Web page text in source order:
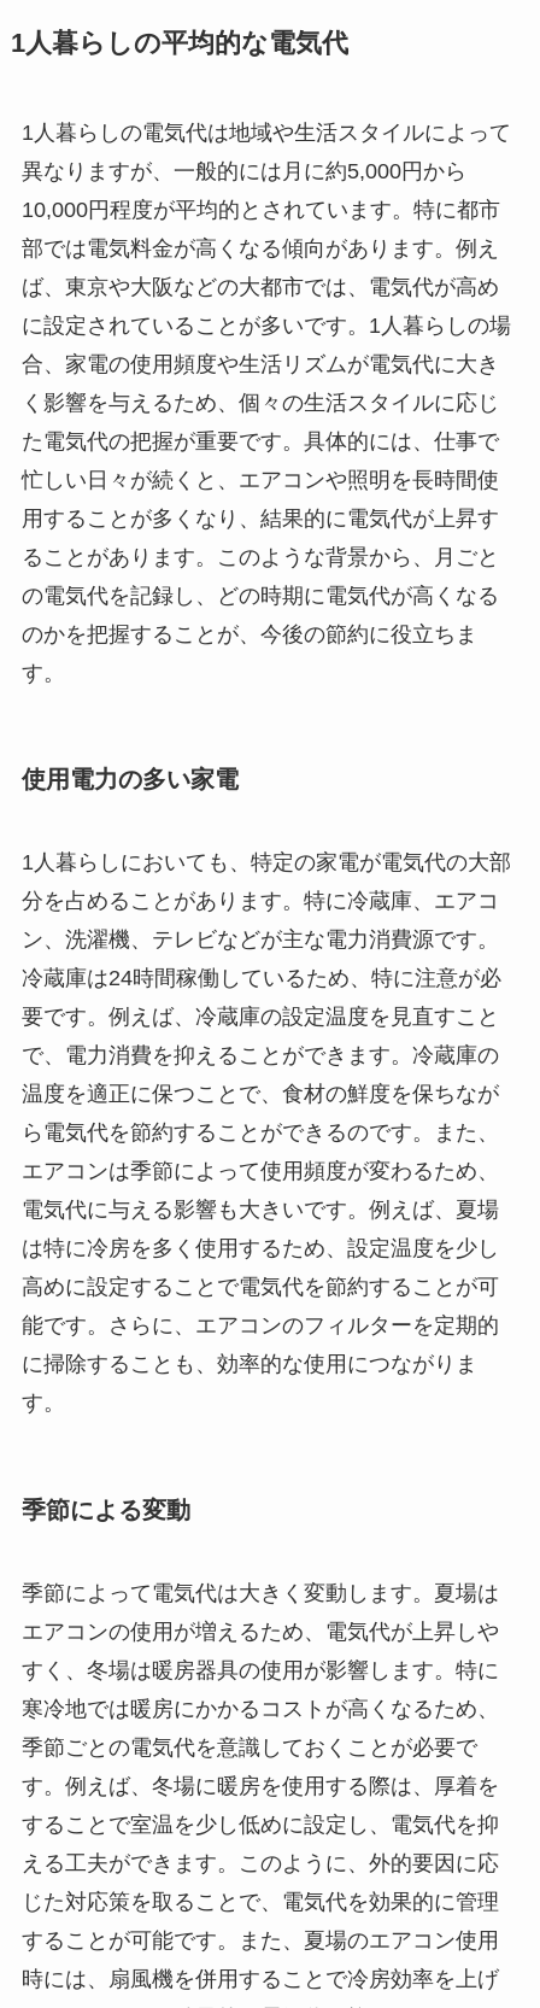
1人暮らしの平均的な電気代
1人暮らしの電気代は地域や生活スタイルによって
異なりますが、一般的には月に約5,000円から
10,000円程度が平均的とされています。特に都市
部では電気料金が高くなる傾向があります。例え
ば、東京や大阪などの大都市では、電気代が高め
に設定されていることが多いです。1人暮らしの場
合、家電の使用頻度や生活リズムが電気代に大き
く影響を与えるため、個々の生活スタイルに応じ
た電気代の把握が重要です。具体的には、仕事で
忙しい日々が続くと、エアコンや照明を長時間使
用することが多くなり、結果的に電気代が上昇す
ることがあります。このような背景から、月ごと
の電気代を記録し、どの時期に電気代が高くなる
のかを把握することが、今後の節約に役立ちま
す。
使用電力の多い家電
1人暮らしにおいても、特定の家電が電気代の大部
分を占めることがあります。特に冷蔵庫、エアコ
ン、洗濯機、テレビなどが主な電力消費源です。
冷蔵庫は24時間稼働しているため、特に注意が必
要です。例えば、冷蔵庫の設定温度を見直すこと
で、電力消費を抑えることができます。冷蔵庫の
温度を適正に保つことで、食材の鮮度を保ちなが
ら電気代を節約することができるのです。また、
エアコンは季節によって使用頻度が変わるため、
電気代に与える影響も大きいです。例えば、夏場
は特に冷房を多く使用するため、設定温度を少し
高めに設定することで電気代を節約することが可
能です。さらに、エアコンのフィルターを定期的
に掃除することも、効率的な使用につながりま
す。
季節による変動
季節によって電気代は大きく変動します。夏場は
エアコンの使用が増えるため、電気代が上昇しや
すく、冬場は暖房器具の使用が影響します。特に
寒冷地では暖房にかかるコストが高くなるため、
季節ごとの電気代を意識しておくことが必要で
す。例えば、冬場に暖房を使用する際は、厚着を
することで室温を少し低めに設定し、電気代を抑
える工夫ができます。このように、外的要因に応
じた対応策を取ることで、電気代を効果的に管理
することが可能です。また、夏場のエアコン使用
時には、扇風機を併用することで冷房効率を上げ